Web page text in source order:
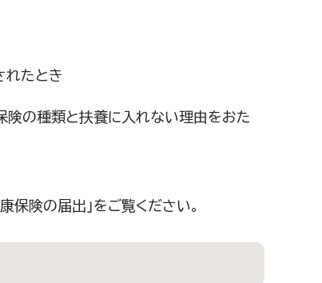
れたとき
険の種類と扶養に入れない理由をおた
保険の届出」をご覧ください。